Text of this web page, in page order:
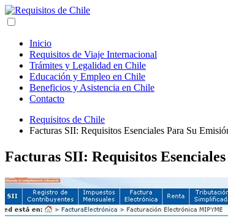
Inicio
Requisitos de Viaje Internacional
Trámites y Legalidad en Chile
Educación y Empleo en Chile
Beneficios y Asistencia en Chile
Contacto
Requisitos de Chile
Facturas SII: Requisitos Esenciales Para Su
Facturas SII: Requisitos